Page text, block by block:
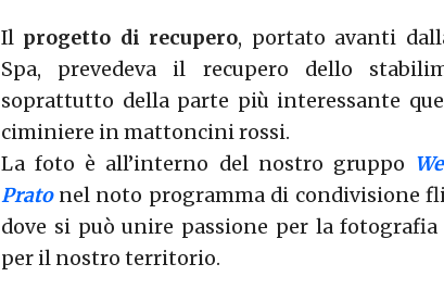
Il progetto di recupero, portato avanti
Spa, prevedeva il recupero dello
soprattutto della parte più interessante
ciminiere in mattoncini rossi.
La foto è all’interno del nostro gruppo
Pratonel noto programma di condivisione
dove si può unire passione per la fotografia
per il nostro territorio.